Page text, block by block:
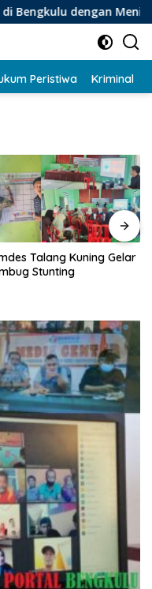
dengan Meningkatkan
Peristiwa Kriminal
Talang Kuning Gelar
Stunting